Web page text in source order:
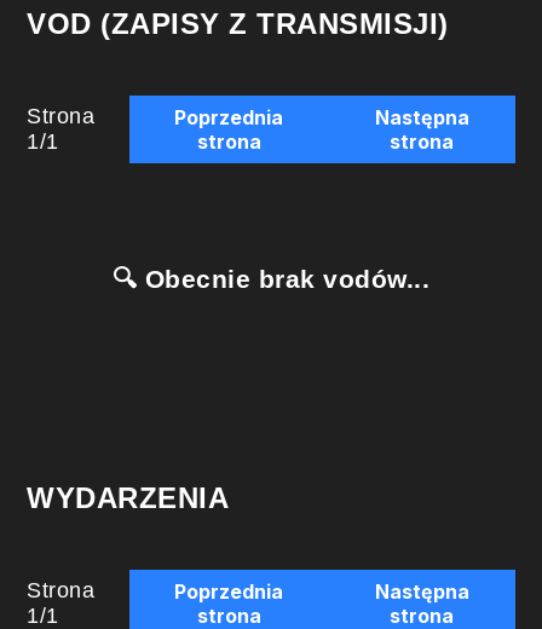
VOD (ZAPISY Z TRANSMISJI)
Strona
1/1
Poprzednia
strona
Następna
strona
🔍 Obecnie brak vodów...
WYDARZENIA
Strona
1/1
Poprzednia
strona
Następna
strona